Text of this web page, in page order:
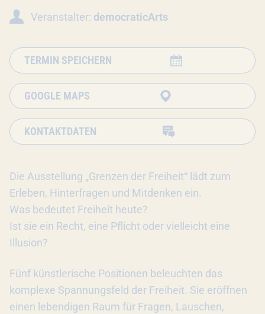
Veranstalter: democraticArts
TERMIN SPEICHERN
GOOGLE MAPS
KONTAKTDATEN
Die Ausstellung „Grenzen der Freiheit“ lädt zum
Erleben, Hinterfragen und Mitdenken ein.
Was bedeutet Freiheit heute?
Ist sie ein Recht, eine Pflicht oder vielleicht eine
Illusion?
Fünf künstlerische Positionen beleuchten das
komplexe Spannungsfeld der Freiheit. Sie eröffnen
einen lebendigen Raum für Fragen, Lauschen,